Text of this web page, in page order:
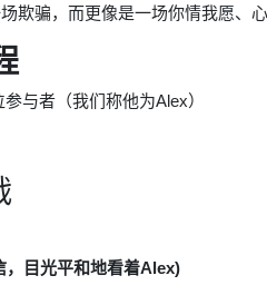
欺骗，而更像是一场你情我愿、心
与者（我们称他为Alex）
，目光平和地看着Alex)